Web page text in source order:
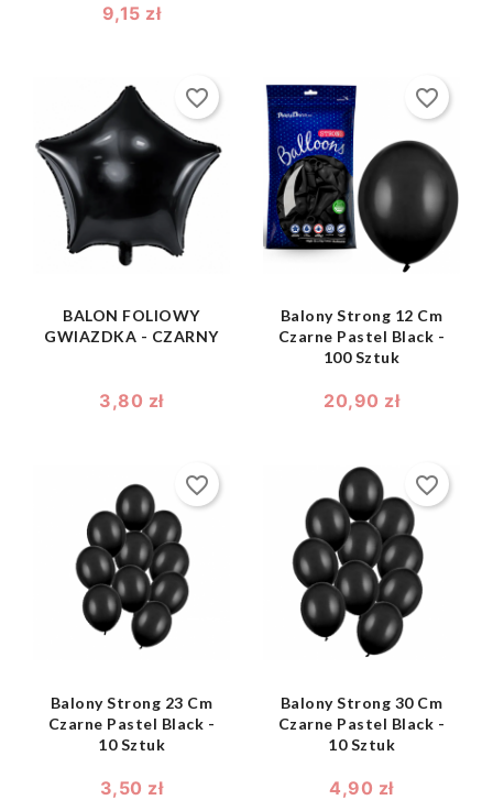
9,15 zł
shopping_bag 
BALON FOLIOWY
GWIAZDKA - CZARNY
3,80 zł
favorite_border
shopping_bag 
Balony Strong 12 Cm
Czarne Pastel Black -
100 Sztuk
20,90 zł
favorite_border
shopping_bag 
Balony Strong 23 Cm
Czarne Pastel Black -
10 Sztuk
3,50 zł
favorite_border
shopping_bag 
Balony Strong 30 Cm
Czarne Pastel Black -
10 Sztuk
4,90 zł
favorite_border